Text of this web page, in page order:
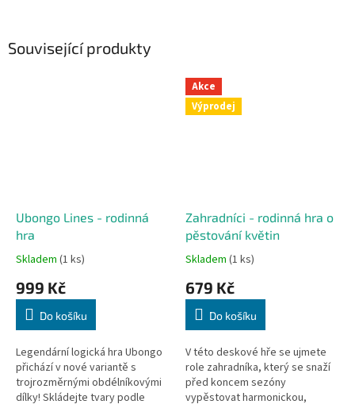
Související produkty
Ubongo Lines - rodinná
hra
Skladem (1 ks)
999 Kč
Do košíku
Legendární logická hra Ubongo
přichází v nové variantě s
trojrozměrnými obdélníkovými
dílky! Skládejte tvary podle
Akce
Výprodej
Zahradníci - rodinná hra o
pěstování květin
Skladem (1 ks)
679 Kč
Do košíku
V této deskové hře se ujmete
role zahradníka, který se snaží
před koncem sezóny
vypěstovat harmonickou,